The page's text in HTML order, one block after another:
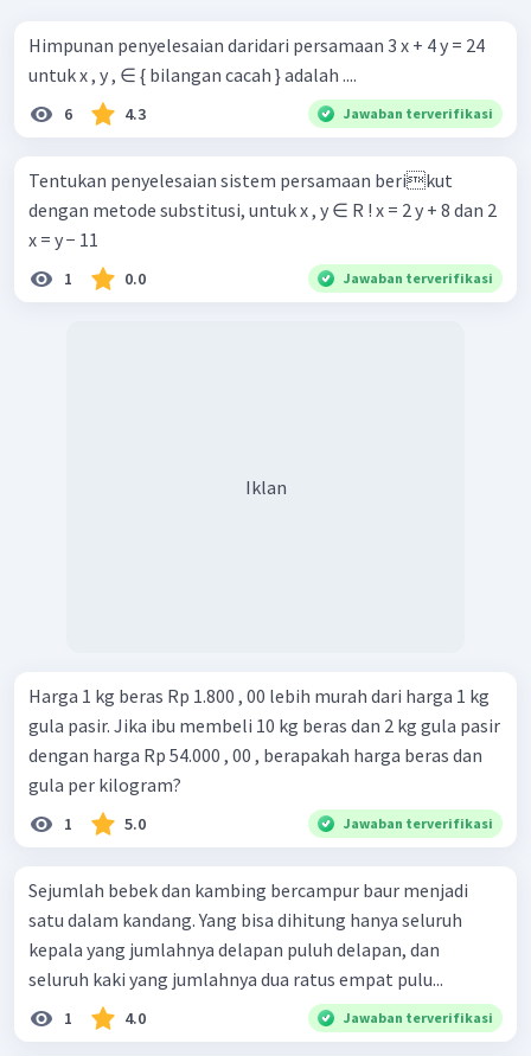
Himpunan penyelesaian daridari persamaan 3 x + 4 y = 24
untuk x , y , ∈ { bilangan cacah } adalah ....
6 4.3 Jawaban terverifikasi
Tentukan penyelesaian sistem persamaan berikut
dengan metode substitusi, untuk x , y ∈ R ! x = 2 y + 8 dan 2
x = y − 11
1 0.0 Jawaban terverifikasi
Iklan
Harga 1 kg beras Rp 1.800 , 00 lebih murah dari harga 1 kg
gula pasir. Jika ibu membeli 10 kg beras dan 2 kg gula pasir
dengan harga Rp 54.000 , 00 , berapakah harga beras dan
gula per kilogram?
1 5.0 Jawaban terverifikasi
Sejumlah bebek dan kambing bercampur baur menjadi
satu dalam kandang. Yang bisa dihitung hanya seluruh
kepala yang jumlahnya delapan puluh delapan, dan
seluruh kaki yang jumlahnya dua ratus empat pulu...
1 4.0 Jawaban terverifikasi